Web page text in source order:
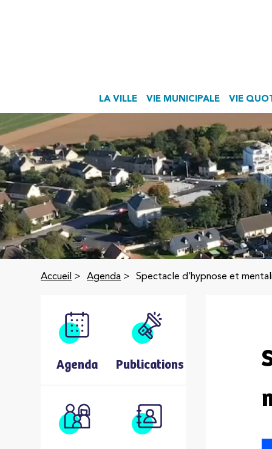
LA VILLE VIE MUNICIPALE VIE
Accueil > Agenda > Spectacle d’hypnose et
Agenda Publications